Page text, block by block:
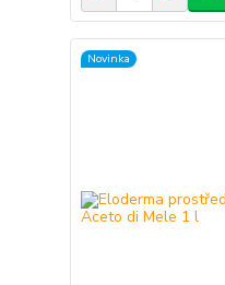
Novinka